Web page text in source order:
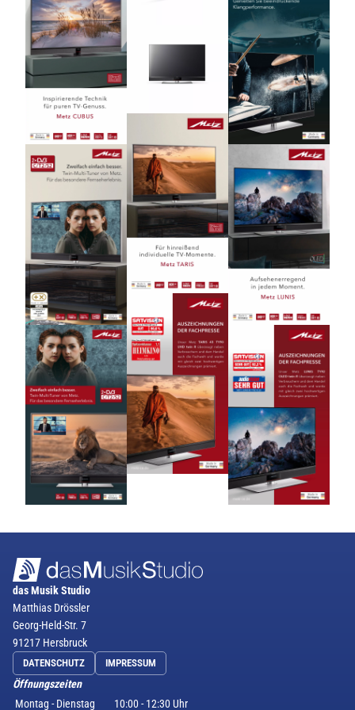
das Musik Studio
Matthias Drössler
Georg-Held-Str. 7
91217 Hersbruck
DATENSCHUTZ IMPRESSUM
Öffnungszeiten
Montag - Dienstag
10:00 - 12:30 Uhr